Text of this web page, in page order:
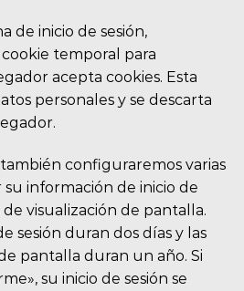
de inicio de sesión,
temporal para
acepta cookies. Esta
personales y se descarta
configuraremos varias
información de inicio de
de visualización de pantalla.
sesión duran dos días y las
pantalla duran un año. Si
su inicio de sesión se